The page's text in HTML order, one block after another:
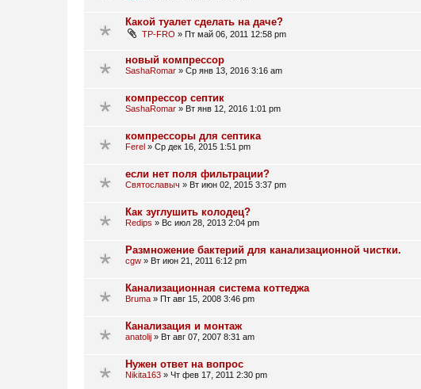
Какой туалет сделать на даче?
TP-FRO » Пт май 06, 2011 12:58 pm
новый компрессор
SashaRomar » Ср янв 13, 2016 3:16 am
компрессор септик
SashaRomar » Вт янв 12, 2016 1:01 pm
компрессоры для септика
Ferel » Ср дек 16, 2015 1:51 pm
если нет поля фильтрации?
Святославыч » Вт июн 02, 2015 3:37 pm
Как зуглушить колодец?
Redips » Вс июл 28, 2013 2:04 pm
Размножение бактерий для канализационной чистки.
cgw » Вт июн 21, 2011 6:12 pm
Канализационная система коттеджа
Bruma » Пт авг 15, 2008 3:46 pm
Канализация и монтаж
anatolij » Вт авг 07, 2007 8:31 am
Нужен ответ на вопрос
Nikita163 » Чт фев 17, 2011 2:30 pm